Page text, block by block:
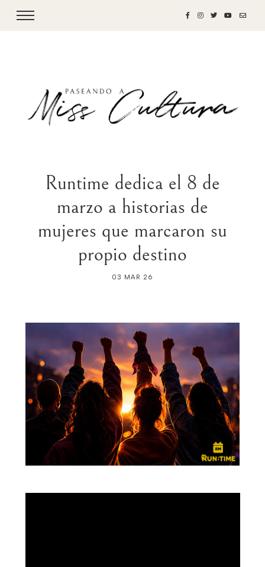
Runtime dedica el 8 de
marzo a historias de
mujeres que marcaron su
propio destino
03 MAR 26